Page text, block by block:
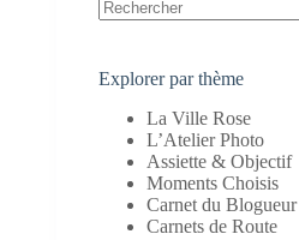
Explorer par thème
La Ville Rose
L’Atelier Photo
Assiette & Objectif
Moments Choisis
Carnet du Blogueur
Carnets de Route